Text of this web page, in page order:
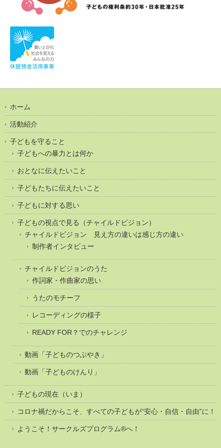
ホーム
活動紹介
子どもを守ること
子どもへの暴力とは何か
おとなに伝えたいこと
子どもたちに伝えたいこと
子どもに対する思い
子どもの視点で見る（チャイルドビジョン）
チャイルドビジョン 見え方の違いは感じ方の違い
制作者インタビュー
チャイルドビジョンのうた
作詞家・作曲家の思い
うたのモチーフ
レコーディングの様子
READY FOR？でのチャレンジ
動画「子どものつぶやき」
動画「子どものけんり」
子どもの現在（いま）
コロナ禍だからこそ、すべての子どもが“安心・自信・自由”に！
ようこそ！サークルズプログラム®へ！